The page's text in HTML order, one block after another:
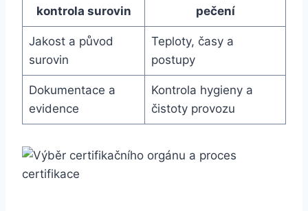
kontrola surovin
pečení
Jakost a původ
surovin
Teploty, časy a
postupy
Dokumentace a
evidence
Kontrola hygieny a
čistoty provozu